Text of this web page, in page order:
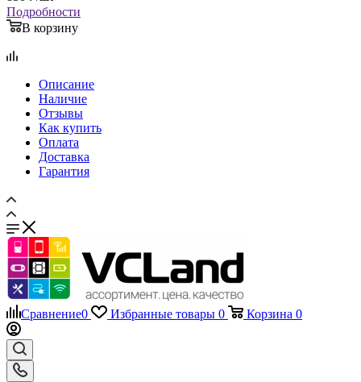
Подробности
В корзину
Описание
Наличие
Отзывы
Как купить
Оплата
Доставка
Гарантия
Сравнение0 Избранные товары 0 Корзина 0